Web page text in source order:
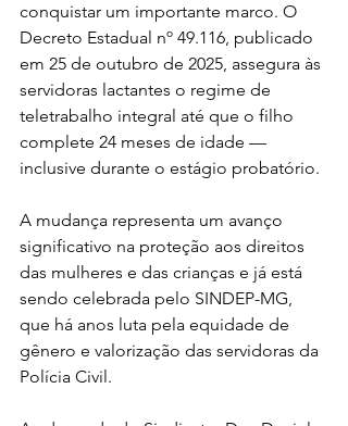
conquistar um importante marco. O
Decreto Estadual nº 49.116, publicado
em 25 de outubro de 2025, assegura às
servidoras lactantes o regime de
teletrabalho integral até que o filho
complete 24 meses de idade —
inclusive durante o estágio probatório.
A mudança representa um avanço
significativo na proteção aos direitos
das mulheres e das crianças e já está
sendo celebrada pelo SINDEP-MG,
que há anos luta pela equidade de
gênero e valorização das servidoras da
Polícia Civil.